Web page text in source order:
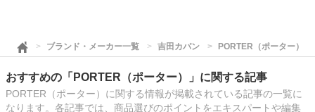
ブランド・メーカー一覧 吉田カバン PORTER（ポーター）
おすすめの「PORTER（ポーター）」に関する記事
PORTER（ポーター）に関する情報が掲載されている記事の一覧に
なります。各記事では、商品選びのポイントをエキスパートや編集